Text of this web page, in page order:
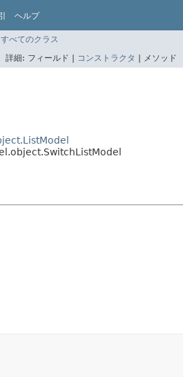
ヘルプ
すべてのクラス
詳細: フィールド | コンストラクタ | メソッド